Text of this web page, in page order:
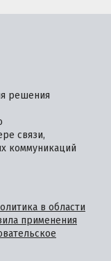
решения
связи,
коммуникаций
в области
применения